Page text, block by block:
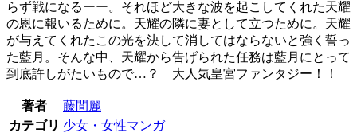
らず戦になるーー。それほど大きな波を起こしてくれた天耀
の恩に報いるために。天耀の隣に妻として立つために。天耀
が与えてくれたこの光を決して消してはならないと強く誓っ
た藍月。そんな中、天耀から告げられた任務は藍月にとって
到底許しがたいもので…？ 大人気皇宮ファンタジー！！
著者
藤間麗
カテゴリ 少女・女性マンガ